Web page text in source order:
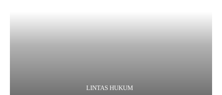
LINTAS HUKUM